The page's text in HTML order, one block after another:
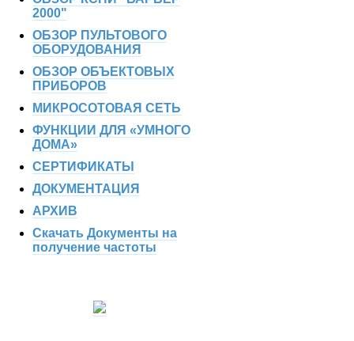
2000"
ОБЗОР ПУЛЬТОВОГО
ОБОРУДОВАНИЯ
ОБЗОР ОБЪЕКТОВЫХ
ПРИБОРОВ
МИКРОСОТОВАЯ СЕТЬ
ФУНКЦИИ ДЛЯ «УМНОГО
ДОМА»
СЕРТИФИКАТЫ
ДОКУМЕНТАЦИЯ
АРХИВ
Скачать Документы на
получение частоты